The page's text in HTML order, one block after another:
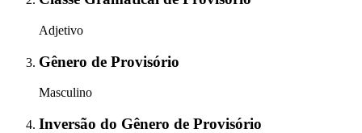
Adjetivo
Gênero de Provisório
Masculino
Inversão do Gênero de Provisório